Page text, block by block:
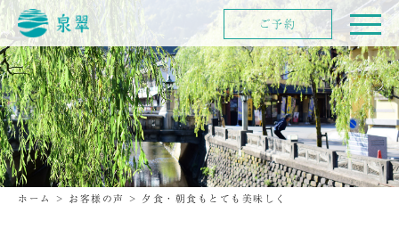
ホーム > お客様の声 > 夕食・朝食もとても美味しく
ご予約